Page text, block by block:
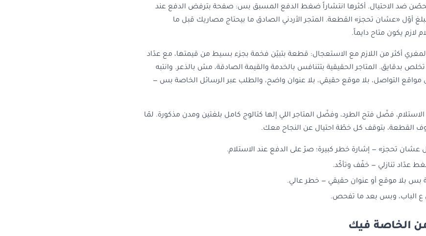
ضد الاحتيال. أكثرها انتشاراً ضغط الدفع المسبق بس: صفحة بترفض الدفع عند
أوّل «عشان تحجز» القطعة. المتجر الأردني الصادق ما بيحتاج مصاريك قبل ما
لازم يكون متاح دايماً.
أكثر من اللازم مع الاستعجال: قطعة بتبيّن فخمة بجزء بسيط من قيمتها، مع عدّاد
بدقايق. المتاجر الحقيقية بتتنافس بالخدمة والقيمة الصادقة، مش بالذعر. وانتبه
التواصل، بلا موقع حقيقي، بلا عنوان واضح، والطلب عبر الرسائل الخاصة بس —
فضّل فتح الطرد، وفضّل المتاجر اللي إلها كتالوج كامل بلغتين ومدن مذكورة. لمّا
القطعة، بتوقف كل خطّة احتيال عن النجاح معك.
تحجز» — إشارة خطر كبيرة؛ صرّ على الدفع عند الاستلام.
عدّاد تنازلي — خفّف وتأكّد.
بس بلا موقع أو عنوان حقيقي — خطر عالي.
الباب، وبس بعد ما تفحص.
الخاصة فيك